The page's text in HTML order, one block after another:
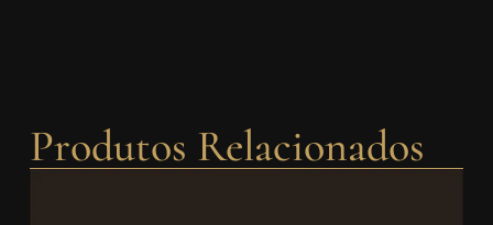
Produtos Relacionados